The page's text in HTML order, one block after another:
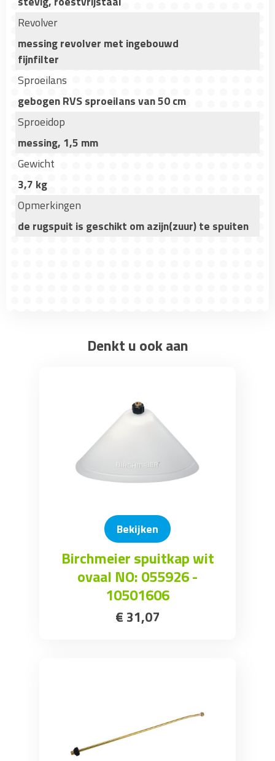
Revolver
messing revolver met ingebouwd
fijnfilter
Sproeilans
gebogen RVS sproeilans van 50 cm
Sproeidop
messing, 1,5 mm
Gewicht
3,7 kg
Opmerkingen
de rugspuit is geschikt om azijn(zuur) te spuiten
Denkt u ook aan
Bekijken
Birchmeier spuitkap wit
ovaal NO: 055926 -
10501606
€ 31,07